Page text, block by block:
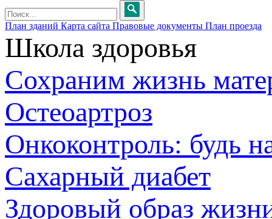
План зданий Карта сайта Правовые документы План проезда
Школа здоровья
Сохраним жизнь
Остеоартроз
Онкоконтроль: будь
Сахарный диабет
Здоровый образ